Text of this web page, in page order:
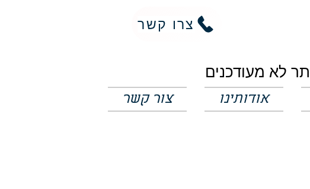
צרו קשר
אודותינו צור קשר